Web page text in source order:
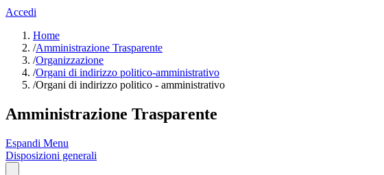
Accedi
Home
/Amministrazione Trasparente
/Organizzazione
/Organi di indirizzo politico-amministrativo
/Organi di indirizzo politico - amministrativo
Amministrazione Trasparente
Espandi Menu
Disposizioni generali